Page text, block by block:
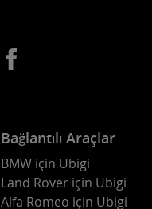
Bağlantılı Araçlar
BMW için Ubigi
Land Rover için Ubigi
Alfa Romeo için Ubigi